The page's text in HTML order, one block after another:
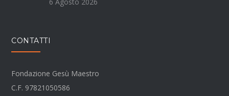
CONTATTI
Fondazione Gesù Maestro
C.F. 97821050586